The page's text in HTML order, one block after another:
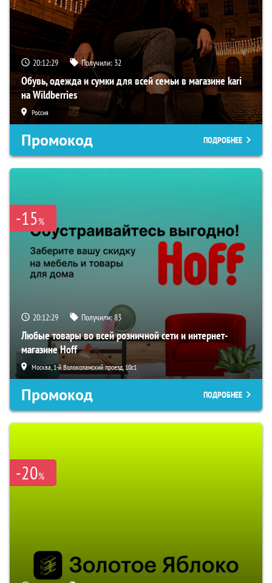
20:12:28 Получили: 32
Обувь, одежда и сумки для всей семьи в магазине kari
на Wildberries
Россия
Промокод ПОДРОБНЕЕ
-15%
20:12:28 Получили:83
Любые товары во всей розничной сети и интернет-
магазине Hoff
Москва, 1-й Волоколамский проезд, 10с1
Промокод ПОДРОБНЕЕ
-20%